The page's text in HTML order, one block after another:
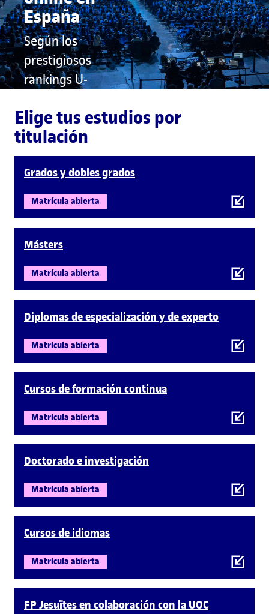
España
Según los
prestigiosos
rankings U-
THE
Elige tus estudios por
titulación
Grados y dobles grados
Matrícula abierta
Másters
Matrícula abierta
Diplomas de especialización y de experto
Matrícula abierta
Cursos de formación continua
Matrícula abierta
Doctorado e investigación
Matrícula abierta
Cursos de idiomas
Matrícula abierta
FP Jesuïtes en colaboración con la UOC